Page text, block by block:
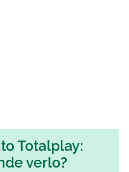
Totalplay:
verlo?